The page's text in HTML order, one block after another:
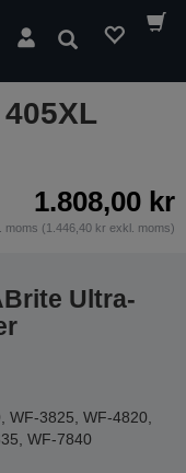
Sök
1.808,00 kr
moms (1.446,40 kr exkl. moms)
Ultra-
WF-3825, WF-4820,
WF-7840